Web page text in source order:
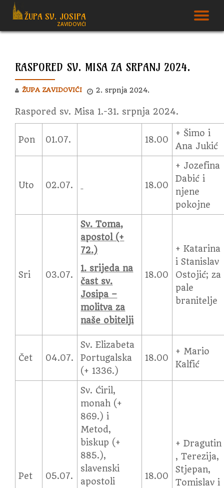
to
ŽUPA SV. JOSIPA
ZAVIDOVIĆI
RASPORED SV. MISA ZA SRPANJ 2024.
ŽUPA ZAVIDOVIĆI 2. srpnja 2024.
Raspored sv. Misa 1.-31. srpnja 2024.
Pon 01.07. 18.00
+ Šimo i
Ana Jukić
Uto 02.07. 18.00
+ Jozefina
Dabić i
njene
pokojne
Sri 03.07.
Sv. Toma,
apostol (+
72.)
1. srijeda na
čast sv.
Josipa –
molitva za
naše obitelji
18.00
+ Katarina
i Stanislav
Ostojić; za
pale
branitelje
Čet 04.07.
Sv. Elizabeta
Portugalska
(+ 1336.)
18.00
+ Mario
Kalfić
Pet 05.07.
Sv. Ćiril,
monah (+
869.) i
Metod,
biskup (+
885.),
slavenski
apostoli
18.00
+ Dragutin
, Terezija,
Stjepan,
Tomislav i